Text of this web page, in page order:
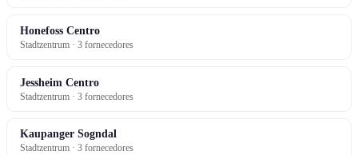
Honefoss Centro
Stadtzentrum · 3 fornecedores
Jessheim Centro
Stadtzentrum · 3 fornecedores
Kaupanger Sogndal
Stadtzentrum · 3 fornecedores